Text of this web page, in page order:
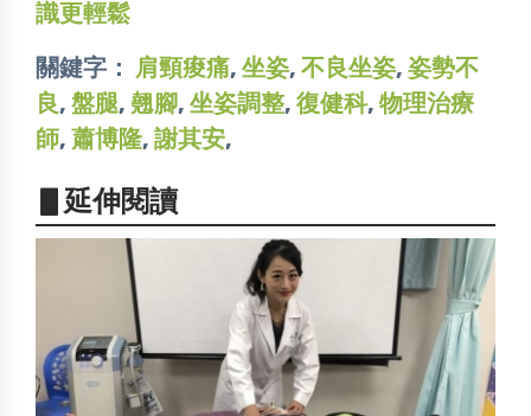
識更輕鬆
關鍵字： 肩頸痠痛, 坐姿, 不良坐姿, 姿勢不
良, 盤腿, 翹腳, 坐姿調整, 復健科, 物理治療
師, 蕭博隆, 謝其安,
▋延伸閱讀